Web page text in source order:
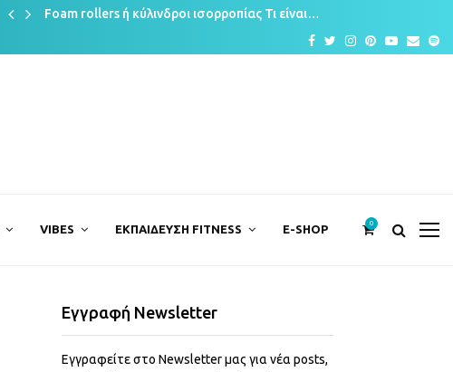
Foam rollers ή κύλινδροι ισορροπίας Τι είναι…
Facebook
Twitter
Instagram
PinterestYoutube
Email
VIBES ΕΚΠΑΙΔΕΥΣΗ FITNESS E-SHOP 0
Εγγραφή Newsletter
Εγγραφείτε στο Newsletter μας για νέα posts,